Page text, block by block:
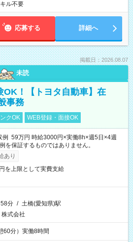
ル不要
応募する 詳細へ
掲載日：2026.08.07
未読
OK！【トヨタ自動車】在
事務
クOK WEB登録・面接OK
59万円 時給3000円×実働8h×週5日×4週
保証するものではありません。
あり
を上限として実費支給
分 / 土橋(愛知県)駅
式会社
60分）実働8時間